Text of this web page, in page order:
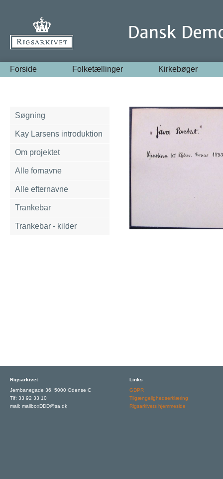
Forside Folketællinger Kirkebøger
Søgning
Kay Larsens introduktion
Om projektet
Alle fornavne
Alle efternavne
Trankebar
Trankebar - kilder
Rigsarkivet
Jernbanegade 36, 5000 Odense C
Tlf: 33 92 33 10
mail: mailboxDDD@sa.dk
Links
GDPR
Tilgængelighedserklæring
Rigsarkivets hjemmeside